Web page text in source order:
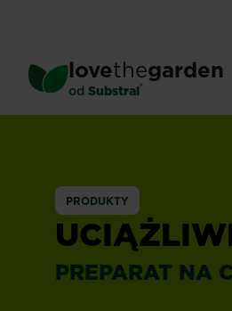
content
lovethegarden
od Substral®
chwasty
PRODUKTY
PREPARAT NA